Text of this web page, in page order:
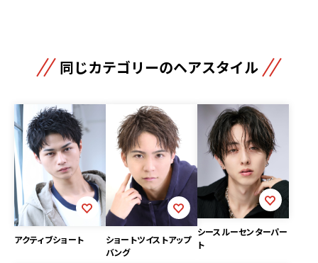
同じカテゴリーのヘアスタイル
アクティブショート
ショートツイストアップ
バング
シースルーセンターパー
ト